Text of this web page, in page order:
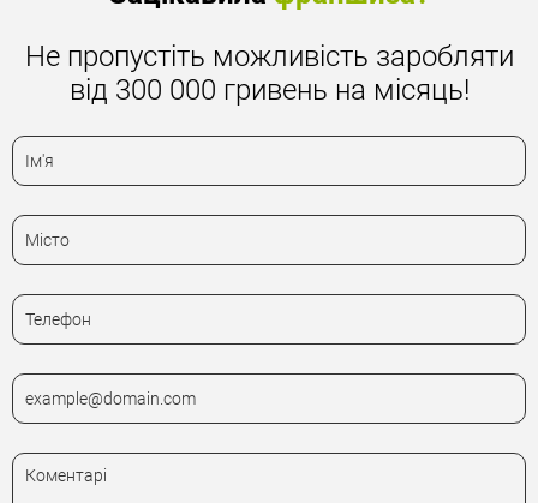
Не пропустіть можливість заробляти
від 300 000 гривень на місяць!